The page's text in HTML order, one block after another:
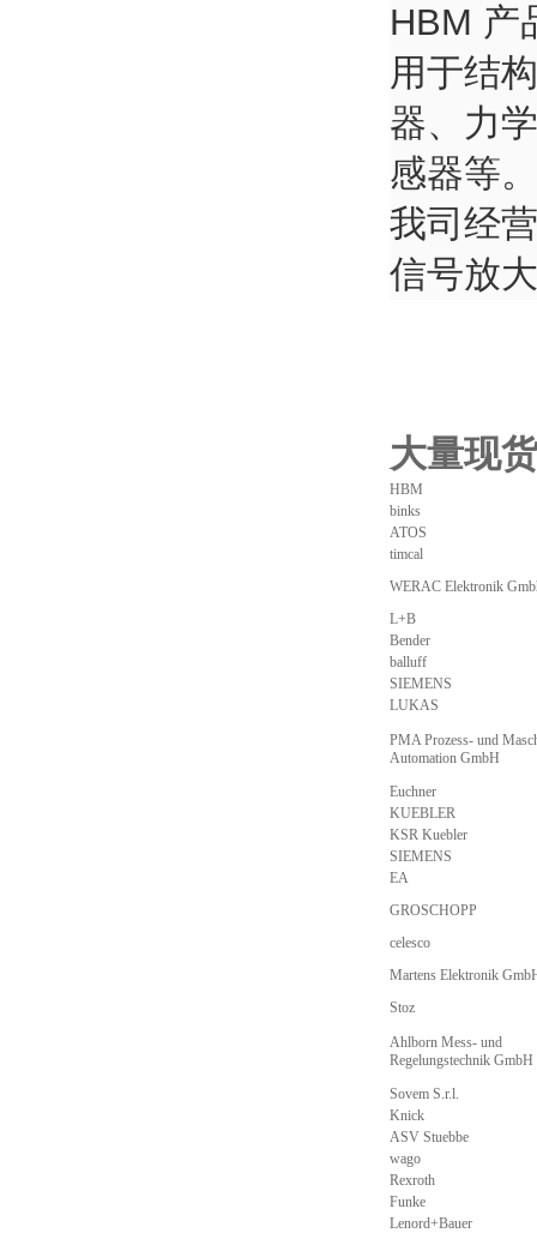
HBM 产
用于结
器、力
感器等。
我司经
信号放
大量现
HBM
binks
ATOS
timcal
WERAC Elektronik
L+B
Bender
balluff
SIEMENS
LUKAS
PMA Prozess- und
Automation GmbH
Euchner
KUEBLER
KSR Kuebler
SIEMENS
EA
GROSCHOPP
celesco
Martens Elektronik
Stoz
Ahlborn Mess- und
Regelungstechnik GmbH
Sovem S.r.l.
Knick
ASV Stuebbe
wago
Rexroth
Funke
Lenord+Bauer